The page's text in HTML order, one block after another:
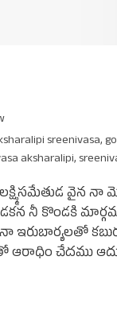
sreenivasa,
aksharalipi,
నీ కొండకి
ఆరాధిం చేదము